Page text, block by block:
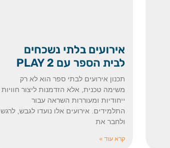
אירועים בלתי נשכחים
לבית הספר עם PLAY 2
תכנון אירועים לבתי ספר הוא לא רק
משימה טכנית, אלא הזדמנות ליצור חוויות
ייחודיות ומעוררות השראה עבור
התלמידים. אירועים אלו נועדו לגבש, לרגש
ולחבר את
קרא עוד »